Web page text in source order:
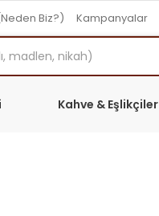
Biz?) Kampanyalar
Kahve & Eşlikçiler